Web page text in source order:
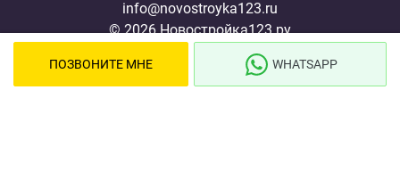
info@novostroyka123.ru
© 2026 Новостройка123.ру
ПОЗВОНИТЕ МНЕ WHATSAPP